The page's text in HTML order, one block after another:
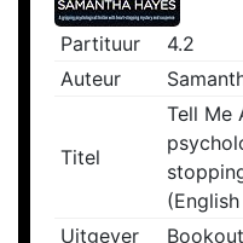
Partituur
4.2
Auteur
Titel
Tell Me
Uitgever